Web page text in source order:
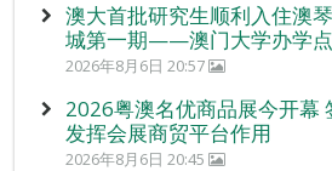
澳大首批研究生顺利入住澳
城第一期——澳门大学办学点
2026年8月6日 20:57
2026粤澳名优商品展今开幕
发挥会展商贸平台作用
2026年8月6日 20:45